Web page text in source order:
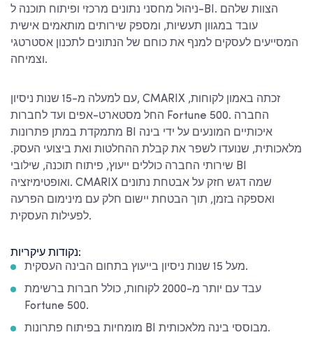
ניהול מחסני נתונים מרכזי ופיתוח תוכנה ל-BI. הצוות שלהם
עובד במגוון תעשיות, ומספק שירותים מותאמים אישית
המסייעים לעסקים למנף את כוחם של הנתונים לתכנון אסטרטגי
וצמיחה.
עם למעלה מ-15 שנות ניסיון, CMARIX זכתה באמון לקוחות,
החל מסטארט-אפים ועד לחברות Fortune 500. החברה
מתמקדת במתן פתרונות BI איכותיים המונעים על ידי בינה
מלאכותית, שנועדו לשפר את קבלת ההחלטות ואת ביצועי העסק.
שירותי החברה כוללים ייעוץ, פיתוח תוכנה, שילובי BI
ואופטימיזציה. CMARIX שמה דגש חזק על אבטחת נתונים
ואספקה בזמן, תוך הבטחת יישום חלק עם מינימום הפרעה
לפעילות העסקית.
נקודות עיקריות:
מעל 15 שנות ניסיון בייעוץ בתחום הבינה העסקית.
עבד עם יותר מ-2000 לקוחות, כולל חברות ברשימת
Fortune 500.
מומחיות בפיתוח פתרונות BI מבוססי בינה מלאכותית.